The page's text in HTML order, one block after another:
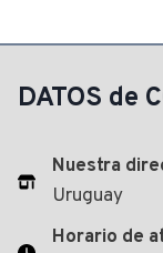
DATOS de
Nuestra
Uruguay
Horario de